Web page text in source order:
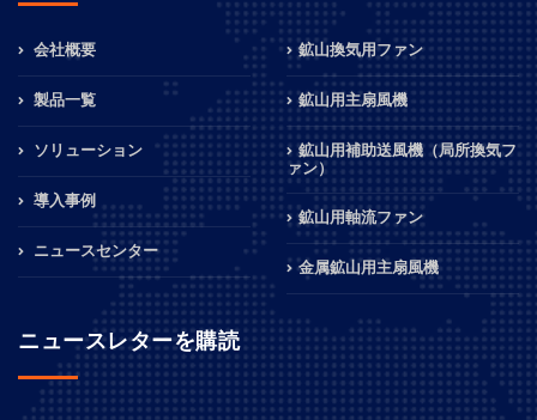
会社概要
製品一覧
ソリューション
導入事例
ニュースセンター
鉱山換気用ファン
鉱山用主扇風機
鉱山用補助送風機（局所換気フ
ァン）
鉱山用軸流ファン
金属鉱山用主扇風機
ニュースレターを購読